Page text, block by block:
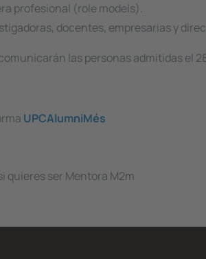
profesional (role models).
docentes, empresarias y
las personas admitidas el
UPCAlumniMés
quieres ser Mentora M2m